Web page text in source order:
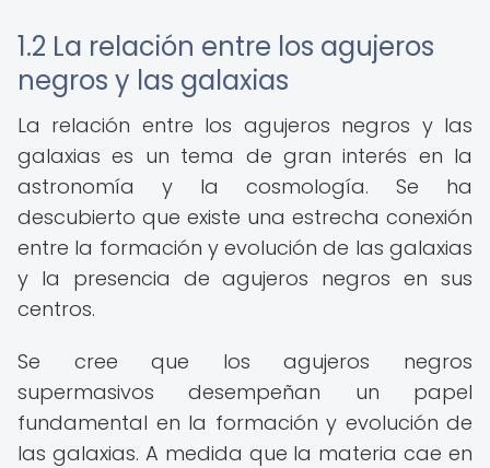
1.2 La relación entre los agujeros
negros y las galaxias
La relación entre los agujeros negros y las
galaxias es un tema de gran interés en la
astronomía y la cosmología. Se ha
descubierto que existe una estrecha conexión
entre la formación y evolución de las galaxias
y la presencia de agujeros negros en sus
centros.
Se cree que los agujeros negros
supermasivos desempeñan un papel
fundamental en la formación y evolución de
las galaxias. A medida que la materia cae en